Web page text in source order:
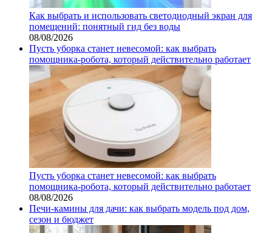
Как выбрать и использовать светодиодный экран для
помещений: понятный гид без воды
08/08/2026
Пусть уборка станет невесомой: как выбрать
помощника‑робота, который действительно работает
Пусть уборка станет невесомой: как выбрать
помощника‑робота, который действительно работает
08/08/2026
Печи-камины для дачи: как выбрать модель под дом,
сезон и бюджет